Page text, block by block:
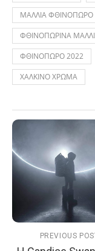
ΜΑΛΛΙΑ ΦΘΙΝΟΠΩΡΟ
ΦΘΙΝΟΠΩΡΙΝΑ
ΦΘΙΝΟΠΩΡΟ 2022
ΧΑΛΚΙΝΟ ΧΡΩΜΑ
PREVIOUS